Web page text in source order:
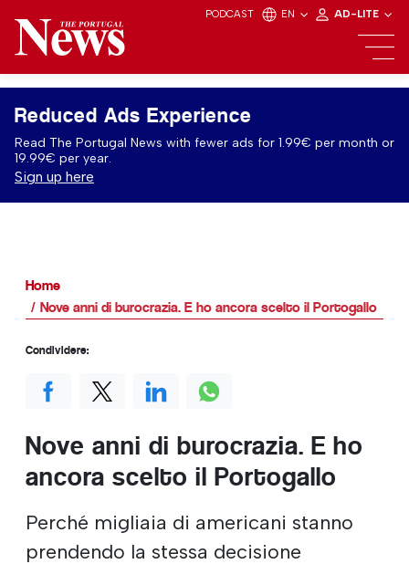
PODCAST EN AD-LITE
Reduced Ads Experience
Read The Portugal News with fewer ads for 1.99€ per month or
19.99€ per year.
Sign up here
Home
Nove anni di burocrazia. E ho ancora scelto il Portogallo
Nove anni di burocrazia. E ho
ancora scelto il Portogallo
Perché migliaia di americani stanno
prendendo la stessa decisione
Condividere: